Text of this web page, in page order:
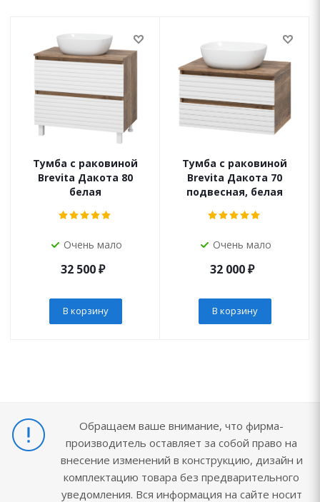
Тумба с раковиной
Brevita Дакота 80
белая
Очень мало
32 500₽
В корзину
Тумба с раковиной
Brevita Дакота 70
подвесная, белая
Очень мало
32 000₽
В корзину
Обращаем ваше внимание, что фирма-
производитель оставляет за собой право на
внесение изменений в конструкцию, дизайн и
комплектацию товара без предварительного
уведомления. Вся информация на сайте носит